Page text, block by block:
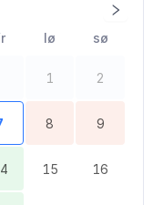
lø sø
1 2
8 9
15 16